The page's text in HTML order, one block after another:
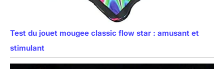
Test du jouet mougee classic flow star : amusant et
stimulant